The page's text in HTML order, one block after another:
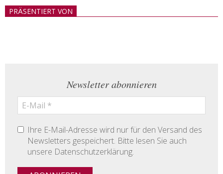
21PRÄSENTIERT VON
Newsletter abonnieren
Ihre E-Mail-Adresse wird nur für den Versand des
Newsletters gespeichert. Bitte lesen Sie auch
unsere Datenschutzerklärung.